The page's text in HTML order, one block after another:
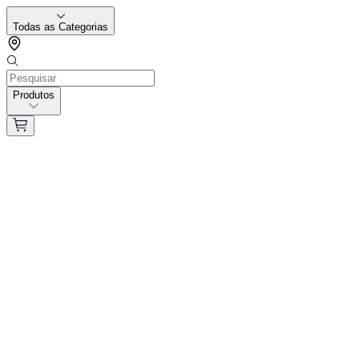
Todas as Categorias
Produtos